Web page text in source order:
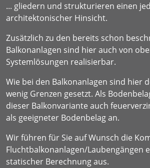
... gliedern und strukturieren einen
architektonischer Hinsicht.
Zusätzlich zu den bereits schon
Balkonanlagen sind hier auch von
Systemlösungen realisierbar.
Wie bei den Balkonanlagen sind hier
wenig Grenzen gesetzt. Als
dieser Balkonvariante auch
als geeigneter Bodenbelag an.
Wir führen für Sie auf Wunsch die
Fluchtbalkonanlagen/Laubengängen
statischer Berechnung aus.